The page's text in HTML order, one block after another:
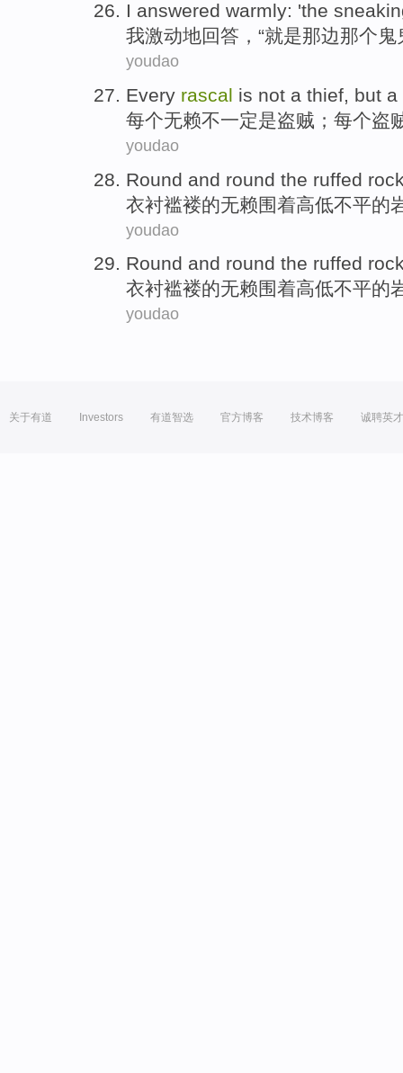
I answered warmly: 'the
我激动地回答 ，“就是那边那个鬼
youdao
Every rascal is not a thief, but
每个无赖不一定是盗贼 ；每个盗
youdao
Round and round the ruffed
衣衬褴褛的无赖围着高低不平的
youdao
Round and round the ruffed
衣衬褴褛的无赖围着高低不平的
youdao
关于有道 Investors 有道智选 官方博客 技术博客 诚聘英才